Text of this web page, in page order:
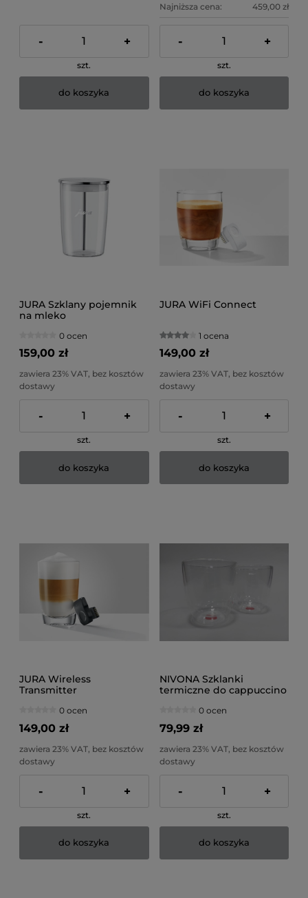
- +
szt.
do koszyka
Najniższa cena: 459,00 zł
- +
szt.
do koszyka
JURA Szklany pojemnik
na mleko
0 ocen
159,00 zł
zawiera 23% VAT, bez kosztów
dostawy
- +
szt.
do koszyka
JURA WiFi Connect
1 ocena
149,00 zł
zawiera 23% VAT, bez kosztów
dostawy
- +
szt.
do koszyka
JURA Wireless
Transmitter
0 ocen
149,00 zł
zawiera 23% VAT, bez kosztów
dostawy
- +
szt.
do koszyka
NIVONA Szklanki
termiczne do cappuccino
0 ocen
79,99 zł
zawiera 23% VAT, bez kosztów
dostawy
- +
szt.
do koszyka